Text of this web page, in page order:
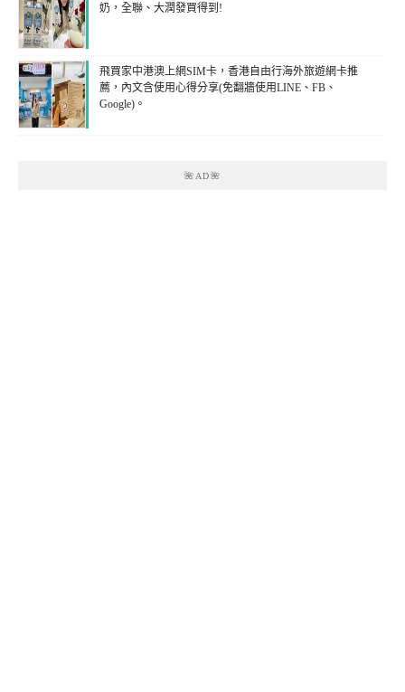
奶，全聯、大潤發買得到!
飛買家中港澳上網SIM卡，香港自由行海外旅遊網卡推
薦，內文含使用心得分享(免翻牆使用LINE、FB、
Google)。
🌺AD🌺